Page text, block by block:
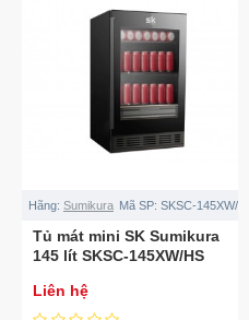
Hãng: Sumikura Mã SP: SKSC-145XW/HS
Tủ mát mini SK Sumikura
145 lít SKSC-145XW/HS
Liên hệ